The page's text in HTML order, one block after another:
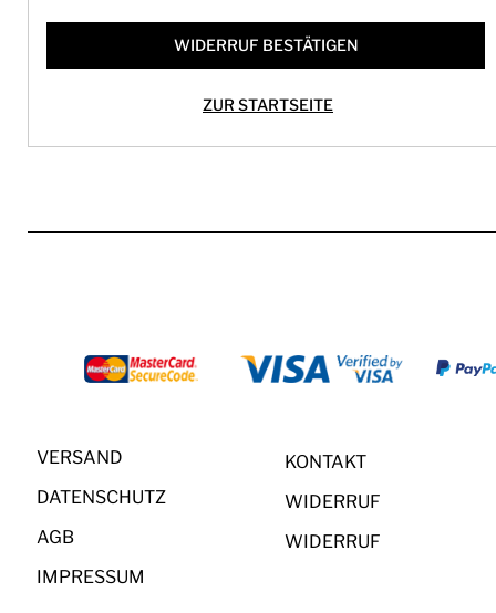
WIDERRUF BESTÄTIGEN
ZUR STARTSEITE
VERSAND
DATENSCHUTZ
AGB
IMPRESSUM
KONTAKT
WIDERRUF
WIDERRUF